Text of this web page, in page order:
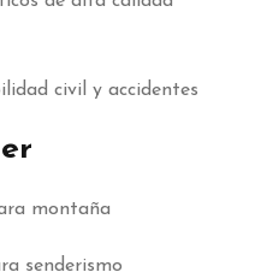
civil y accidentes
montaña
senderismo